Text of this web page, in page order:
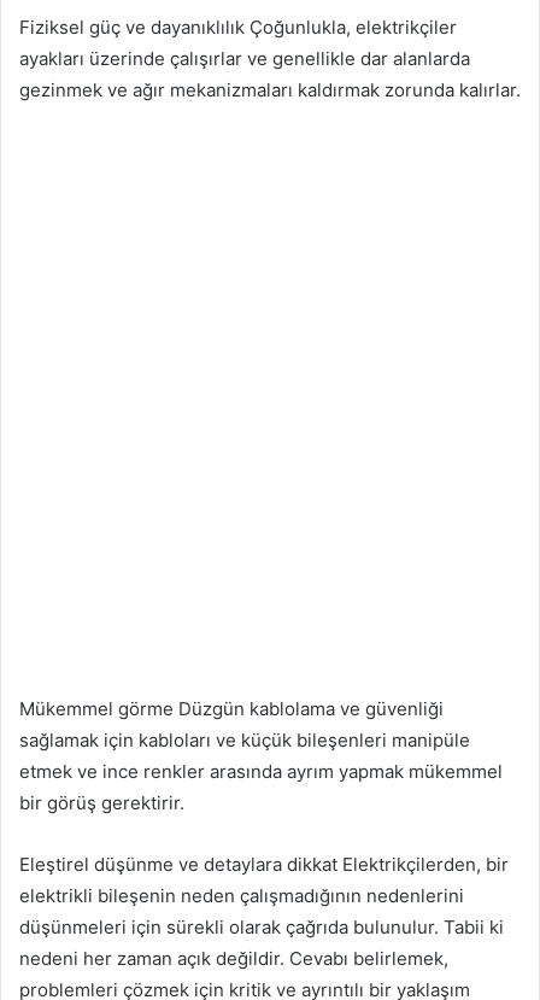
Fiziksel güç ve dayanıklılık Çoğunlukla, elektrikçiler
ayakları üzerinde çalışırlar ve genellikle dar alanlarda
gezinmek ve ağır mekanizmaları kaldırmak zorunda kalırlar.
Mükemmel görme Düzgün kablolama ve güvenliği
sağlamak için kabloları ve küçük bileşenleri manipüle
etmek ve ince renkler arasında ayrım yapmak mükemmel
bir görüş gerektirir.
Eleştirel düşünme ve detaylara dikkat Elektrikçilerden, bir
elektrikli bileşenin neden çalışmadığının nedenlerini
düşünmeleri için sürekli olarak çağrıda bulunulur. Tabii ki
nedeni her zaman açık değildir. Cevabı belirlemek,
problemleri çözmek için kritik ve ayrıntılı bir yaklaşım